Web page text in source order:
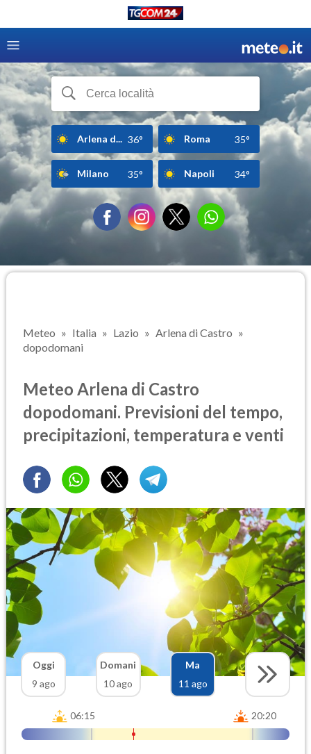
Arlena d... 36° Roma 35°
Milano 35° Napoli 34°
Meteo Italia Lazio
Arlena di Castro
dopodomani
Meteo Arlena di Castro
dopodomani. Previsioni del tempo,
precipitazioni, temperatura e venti
Oggi
9 ago
Domani
10 ago
Ma
11 ago
06:15 20:20